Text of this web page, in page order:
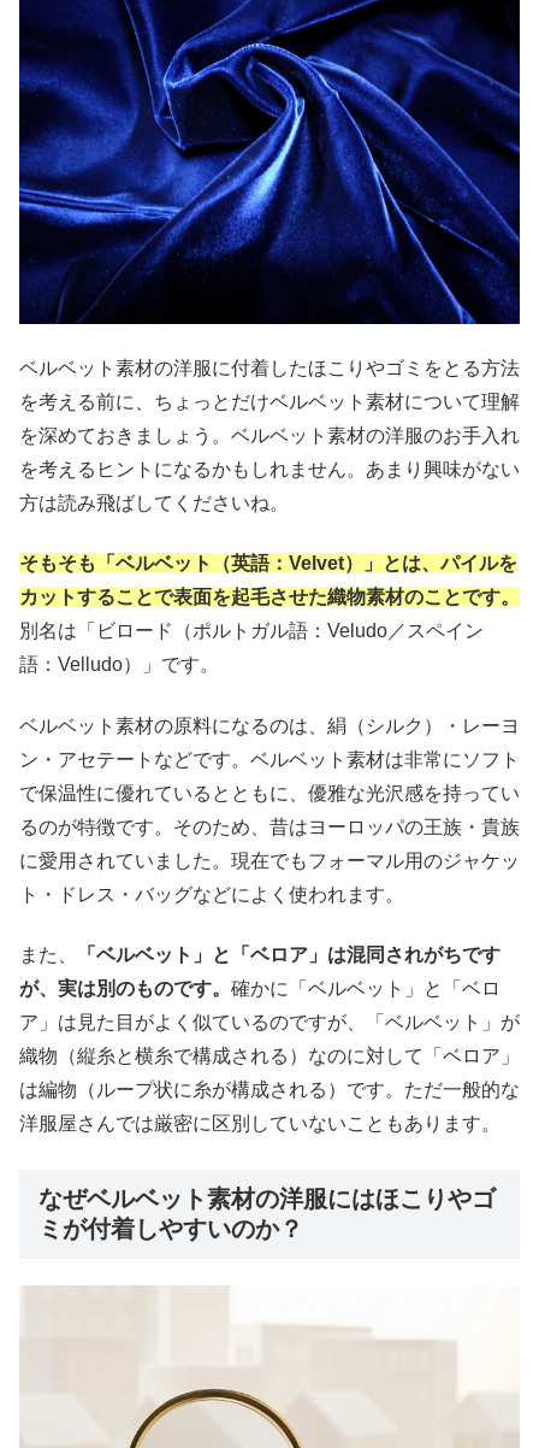
ベルベット素材の洋服に付着したほこりやゴミをとる方法
を考える前に、ちょっとだけベルベット素材について理解
を深めておきましょう。ベルベット素材の洋服のお手入れ
を考えるヒントになるかもしれません。あまり興味がない
方は読み飛ばしてくださいね。
そもそも「ベルベット（英語：Velvet）」とは、パイルを
カットすることで表面を起毛させた織物素材のことです。
別名は「ビロード（ポルトガル語：Veludo／スペイン
語：Velludo）」です。
ベルベット素材の原料になるのは、絹（シルク）・レーヨ
ン・アセテートなどです。ベルベット素材は非常にソフト
で保温性に優れているとともに、優雅な光沢感を持ってい
るのが特徴です。そのため、昔はヨーロッパの王族・貴族
に愛用されていました。現在でもフォーマル用のジャケッ
ト・ドレス・バッグなどによく使われます。
また、
「ベルベット」と「ベロア」は混同されがちです
が、実は別のものです。 確かに「ベルベット」と「ベロ
ア」は見た目がよく似ているのですが、「ベルベット」が
織物（縦糸と横糸で構成される）なのに対して「ベロア」
は編物（ループ状に糸が構成される）です。ただ一般的な
洋服屋さんでは厳密に区別していないこともあります。
なぜベルベット素材の洋服にはほこりやゴ
ミが付着しやすいのか？